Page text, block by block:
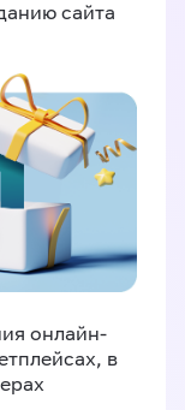
сайта
онлайн-
в